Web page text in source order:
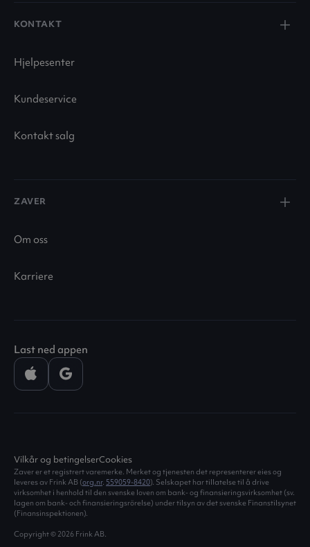
KONTAKT
Hjelpesenter
Kundeservice
Kontakt salg
ZAVER
Om oss
Karriere
Last ned appen
Zaver er et registrert varemerke. Merket og tjenesten det representerer eies og
leveres av Frink AB (org.nr. 559059-8420). Selskapet har tillatelse til å drive
virksomhet i henhold til den svenske loven om bank- og finansieringsvirksomhet (sv.
lagen om bank- och finansieringsrörelse) under tilsyn av det svenske Finanstilsynet
(Finansinspektionen).
Copyright © 2026 Frink AB.
Vilkår og betingelserCookies